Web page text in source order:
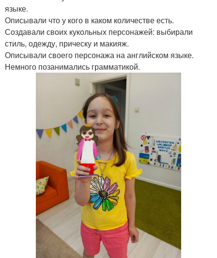
языке.
Описывали что у кого в каком количестве есть.
Создавали своих кукольных персонажей: выбирали
стиль, одежду, прическу и макияж.
Описывали своего персонажа на английском языке.
Немного позанимались грамматикой.